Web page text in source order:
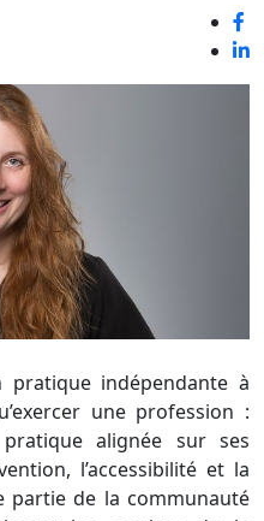
pratique indépendante à
une profession :
alignée sur ses
l’accessibilité et la
partie de la communauté